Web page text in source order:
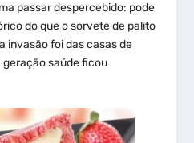
passar despercebido: pode
do que o sorvete de palito
invasão foi das casas de
saúde ficou